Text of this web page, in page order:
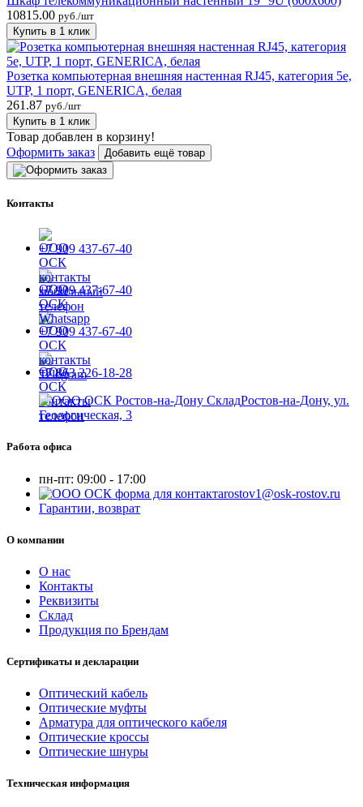
10815.00 руб./шт
Купить в 1 клик
Розетка компьютерная внешняя настенная RJ45, категория 5e,
UTP, 1 порт, GENERICA, белая
261.87 руб./шт
Купить в 1 клик
Товар добавлен в корзину!
Оформить заказ
Добавить ещё товар
Контакты
+7 909 437-67-40
+7 909 437-67-40
+7 909 437-67-40
+7 863 226-18-28
Ростов-на-Дону, ул.
Геологическая, 3
Работа офиса
пн-пт: 09:00 - 17:00
rostov1@osk-rostov.ru
Гарантии, возврат
О компании
О нас
Контакты
Реквизиты
Склад
Продукция по Брендам
Сертификаты и декларации
Оптический кабель
Оптические муфты
Арматура для оптического кабеля
Оптические кроссы
Оптические шнуры
Техническая информация